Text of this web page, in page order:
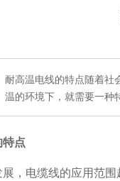
耐高温电线的特点随着社
温的环境下，就需要一
点
，电缆线的应用范